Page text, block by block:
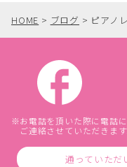
HOME > ブログ > ピアノ
お電話を頂いた際に電話
ご連絡させていただきます
通っていただ